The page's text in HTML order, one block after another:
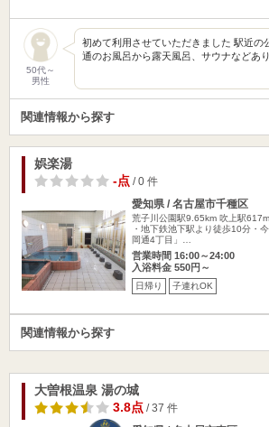
50代～
男性
初めて利用させていただきました 駅近の
通のお風呂から露天風呂、サウナなどあ
関連情報から探す
娯楽湯
-点/ 0 件
愛知県 / 名古屋市千種区
荒子川公園駅9.65km 吹上駅617m
・地下鉄池下駅より徒歩10分・
岡通4丁目」…
営業時間 16:00～24:00
入浴料金 550円～
日帰り 子連れOK
関連情報から探す
大曽根温泉 湯の城
3.8点/ 37 件